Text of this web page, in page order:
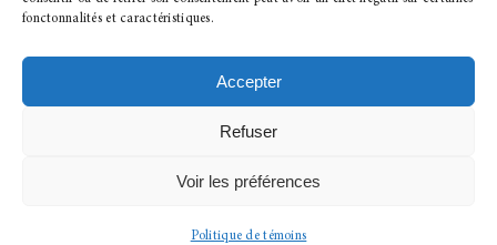
fonctonnalités et caractéristiques.
Accepter
Refuser
Voir les préférences
Politique de témoins
© 2023- 2026 • Tous droits réservés pour :